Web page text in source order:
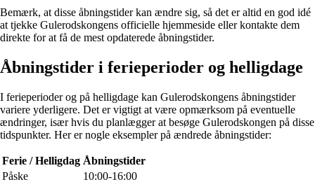
Bemærk, at disse åbningstider kan ændre sig, så det er altid en god idé
at tjekke Gulerodskongens officielle hjemmeside eller kontakte dem
direkte for at få de mest opdaterede åbningstider.
Åbningstider i ferieperioder og helligdage
I ferieperioder og på helligdage kan Gulerodskongens åbningstider
variere yderligere. Det er vigtigt at være opmærksom på eventuelle
ændringer, især hvis du planlægger at besøge Gulerodskongen på disse
tidspunkter. Her er nogle eksempler på ændrede åbningstider:
Ferie / Helligdag Åbningstider
Påske
10:00-16:00